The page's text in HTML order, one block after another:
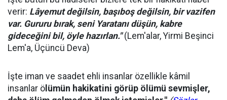
verir: Lâyemut değilsin, başıboş değilsin, bir vazifen
var. Gururu bırak, seni Yaratanı düşün, kabre
gideceğini bil, öyle hazırlan."(Lem'alar, Yirmi Beşinci
Lem'a, Üçüncü Deva)
İşte iman ve saadet ehli insanlar özellikle kâmil
insanlar ö lümün hakikatini görüp ölümü sevmişler,